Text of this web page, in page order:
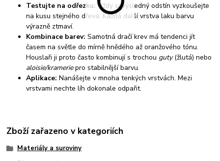
Testujte na odřezku: Vždy si výsledný odstín vyzkoušejte
na kusu stejného dřeva. Každá další vrstva laku barvu
výrazně ztmaví.
Kombinace barev: Samotná dračí krev má tendenci jít
časem na světle do mírně hnědého až oranžového tónu.
Houslaři ji proto často kombinují s trochou guty(žlutá) nebo
aloisie/krameriepro stabilnější barvu.
Aplikace: Nanášejte v mnoha tenkých vrstvách. Mezi
vrstvami nechte líh dokonale odpařit.
Zboží zařazeno v kategoriích
Materiály a suroviny